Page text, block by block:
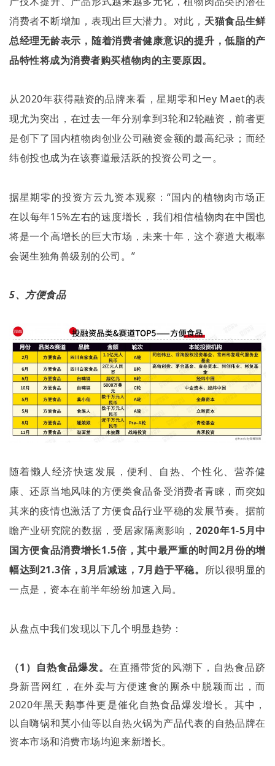
消费者不断增加，表现出巨大潜力。对此， 天猫食品生鲜
总经理无龄表示，随着消费者健康意识的提升，低脂的产
品特性将成为消费者购买植物肉的主要原因。
从2020年获得融资的品牌来看，星期零和Hey Maet的表
现尤为突出，在过去一年分别拿到3轮和2轮融资，前者更
是创下了国内植物肉创业公司融资金额的最高纪录；而经
纬创投也成为在该赛道最活跃的投资公司之一。
据星期零的投资方云九资本观察：“国内的植物肉市场正
在以每年15%左右的速度增长，我们相信植物肉在中国也
将是一个高增长的巨大市场，未来十年，这个赛道大概率
会诞生独角兽级别的公司。 ”
5、方便食品
随着懒人经济快速发展，便利、自热、个性化、营养健
康、还原当地风味的方便类食品备受消费者青睐，而突如
其来的疫情也激活了方便食品行业平稳的发展节奏。据前
瞻产业研究院的数据，受居家隔离影响，2020年1-5月中
国方便食品消费增长1.5倍，其中最严重的时间2月份的增
幅达到21.3倍，3月后减速， 7月趋于平稳。 所以很明显的
一点是，资本在前半年纷纷加速入局。
从盘点中我们发现以下几个明显趋势：
（1 ）自热食品爆发。在直播带货的风潮下，自热食品跻
身新晋网红，在外卖与方便速食的厮杀中脱颖而出，而
2020年黑天鹅事件更是催化自热食品爆发增长。其中，
以自嗨锅和莫小仙等以自热火锅为产品代表的自热品牌在
资本市场和消费市场均迎来新增长。